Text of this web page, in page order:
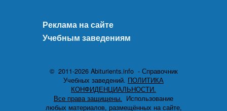
Реклама на сайте
Учебным заведениям
© 2011-2026 Abiturients.info - Справочник
Учебных заведений. ПОЛИТИКА
КОНФИДЕНЦИАЛЬНОСТИ.
Все права защищены. Использование
любых материалов, размещённых на сайте,